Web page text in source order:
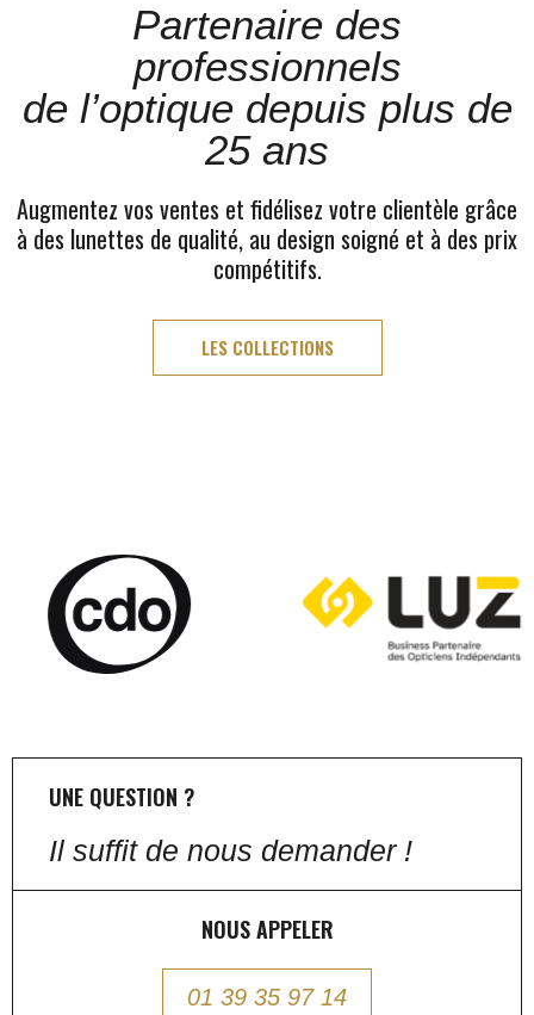
Partenaire des
professionnels
de l’optique depuis plus de
25 ans
Augmentez vos ventes et fidélisez votre clientèle grâce
à des lunettes de qualité, au design soigné et à des prix
compétitifs.
LES COLLECTIONS
UNE QUESTION ?
Il suffit de nous demander !
NOUS APPELER
01 39 35 97 14